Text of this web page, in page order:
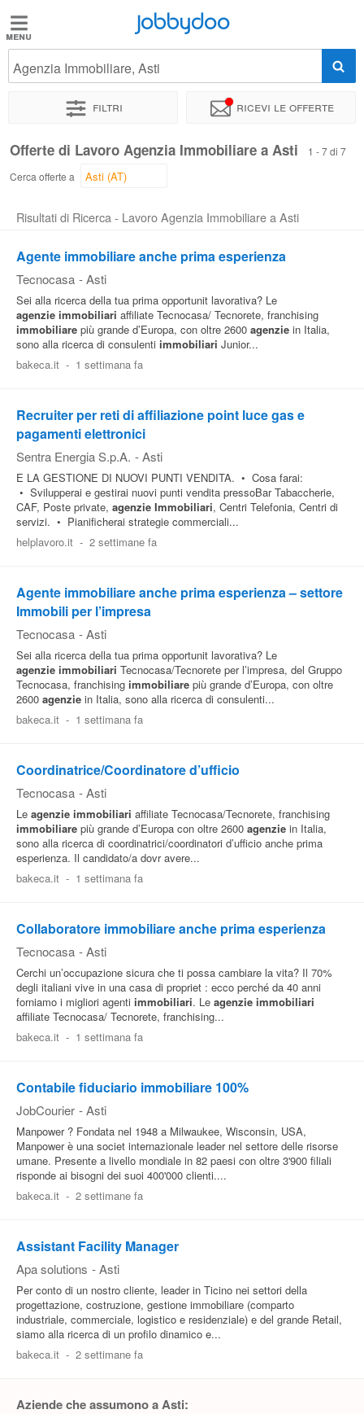
Jobbydoo
Offerte
Stipendi
Elenco
professioni
Blog
Offerte
Area
Aziende
Jobbydoo
Agenzia Immobiliare, Asti
Filtri Ricevi le offerte
Offerte di Lavoro Agenzia Immobiliare a Asti
1 - 7 di 7
Cerca offerte a
Risultati di Ricerca - Lavoro Agenzia Immobiliare a Asti
Agente immobiliare anche prima esperienza
Tecnocasa - Asti
Sei alla ricerca della tua prima opportunit lavorativa? Le
agenzie immobiliari affiliate Tecnocasa/ Tecnorete, franchising
immobiliare più grande d’Europa, con oltre 2600 agenzie in Italia,
sono alla ricerca di consulenti immobiliari Junior...
bakeca.it - 1 settimana fa
Recruiter per reti di affiliazione point luce gas e
pagamenti elettronici
Sentra Energia S.p.A. - Asti
E LA GESTIONE DI NUOVI PUNTI VENDITA. • Cosa farai:
• Svilupperai e gestirai nuovi punti vendita pressoBar Tabaccherie,
CAF, Poste private, agenzie Immobiliari, Centri Telefonia, Centri di
servizi. • Pianificherai strategie commerciali...
helplavoro.it - 2 settimane fa
Agente immobiliare anche prima esperienza – settore
Immobili per l’impresa
Tecnocasa - Asti
Sei alla ricerca della tua prima opportunit lavorativa? Le
agenzie immobiliari Tecnocasa/Tecnorete per l’impresa, del Gruppo
Tecnocasa, franchising immobiliare più grande d’Europa, con oltre
2600 agenzie in Italia, sono alla ricerca di consulenti...
bakeca.it - 1 settimana fa
Coordinatrice/Coordinatore d’ufficio
Tecnocasa - Asti
Le agenzie immobiliari affiliate Tecnocasa/Tecnorete, franchising
immobiliare più grande d’Europa con oltre 2600 agenzie in Italia,
sono alla ricerca di coordinatrici/coordinatori d’ufficio anche prima
esperienza. Il candidato/a dovr avere...
bakeca.it - 1 settimana fa
Collaboratore immobiliare anche prima esperienza
Tecnocasa - Asti
Cerchi un’occupazione sicura che ti possa cambiare la vita? Il 70%
degli italiani vive in una casa di propriet : ecco perché da 40 anni
forniamo i migliori agenti immobiliari. Le agenzie immobiliari
affiliate Tecnocasa/ Tecnorete, franchising...
bakeca.it - 1 settimana fa
Contabile fiduciario immobiliare 100%
JobCourier - Asti
Manpower ? Fondata nel 1948 a Milwaukee, Wisconsin, USA,
Manpower è una societ internazionale leader nel settore delle risorse
umane. Presente a livello mondiale in 82 paesi con oltre 3'900 filiali
risponde ai bisogni dei suoi 400'000 clienti....
bakeca.it - 2 settimane fa
Assistant Facility Manager
Apa solutions - Asti
Per conto di un nostro cliente, leader in Ticino nei settori della
progettazione, costruzione, gestione immobiliare (comparto
industriale, commerciale, logistico e residenziale) e del grande Retail,
siamo alla ricerca di un profilo dinamico e...
bakeca.it - 2 settimane fa
Aziende che assumono a Asti: